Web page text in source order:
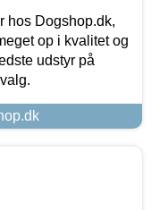
hos Dogshop.dk,
op i kvalitet og
udstyr på